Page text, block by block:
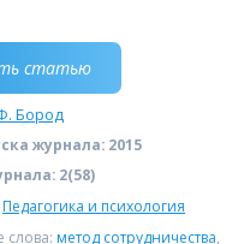
статью
Бород
журнала: 2015
2(58)
Педагогика и психология
слова: метод сотрудничества,